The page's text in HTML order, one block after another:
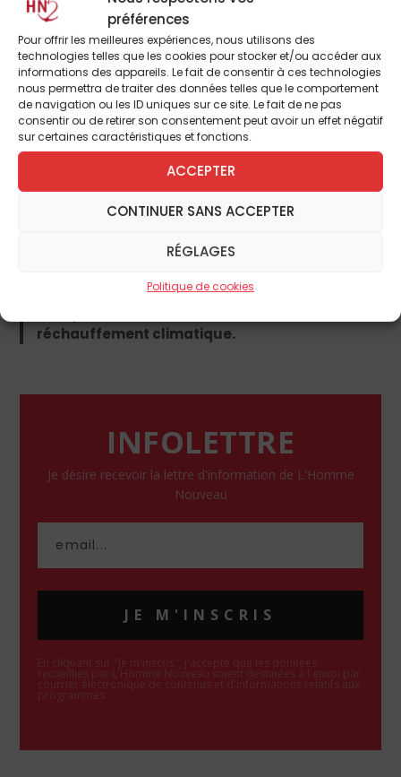
préférences
Pour offrir les meilleures expériences, nous utilisons des
technologies telles que les cookies pour stocker et/ou accéder aux
informations des appareils. Le fait de consentir à ces technologies
nous permettra de traiter des données telles que le comportement
de navigation ou les ID uniques sur ce site. Le fait de ne pas
consentir ou de retirer son consentement peut avoir un effet négatif
sur certaines caractéristiques et fonctions.
ACCEPTER
CONTINUER SANS ACCEPTER
RÉGLAGES
Politique de cookies
américain ?
Non, j’ai travaillé pour les Black Panthers dans
les années 1970, mais je ne comprenais pas en
profondeur l’histoire du racisme. Il a fallu
l’élection de Trump pour que je me mette à lire
tous les ouvrages sur le sujet. Pour en saisir les
racines. J’ai passé ces quatre dernières
années à cela. Ma conclusion : sans racisme, il
n’y aurait pas de crise du climat. Notre
arrogance, notre obsession productiviste nous
raser leurs forêts, voler leurs ressources, les
peuples a engendré le bouleversement des
réchauffement climatique.
INFOLETTRE
Je désire recevoir la lettre d'information de L'Homme
Nouveau
JE M'INSCRIS
En cliquant sur "Je m'inscris", j'accepte que les données
recueillies par L'Homme Nouveau soient destinées à l'envoi par
courrier électronique de contenus et d'informations relatifs aux
programmes.